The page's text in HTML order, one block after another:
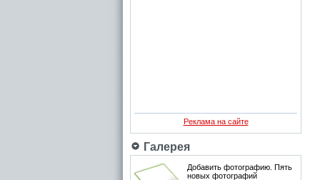
Реклама на сайте
Галерея
Добавить фотографию. Пять
новых фотографий